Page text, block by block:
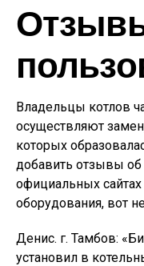
Владельцы котлов
осуществляют
которых
добавить отзывы об
официальных сайтах
оборудования, вот
Денис. г. Тамбов:
установил в